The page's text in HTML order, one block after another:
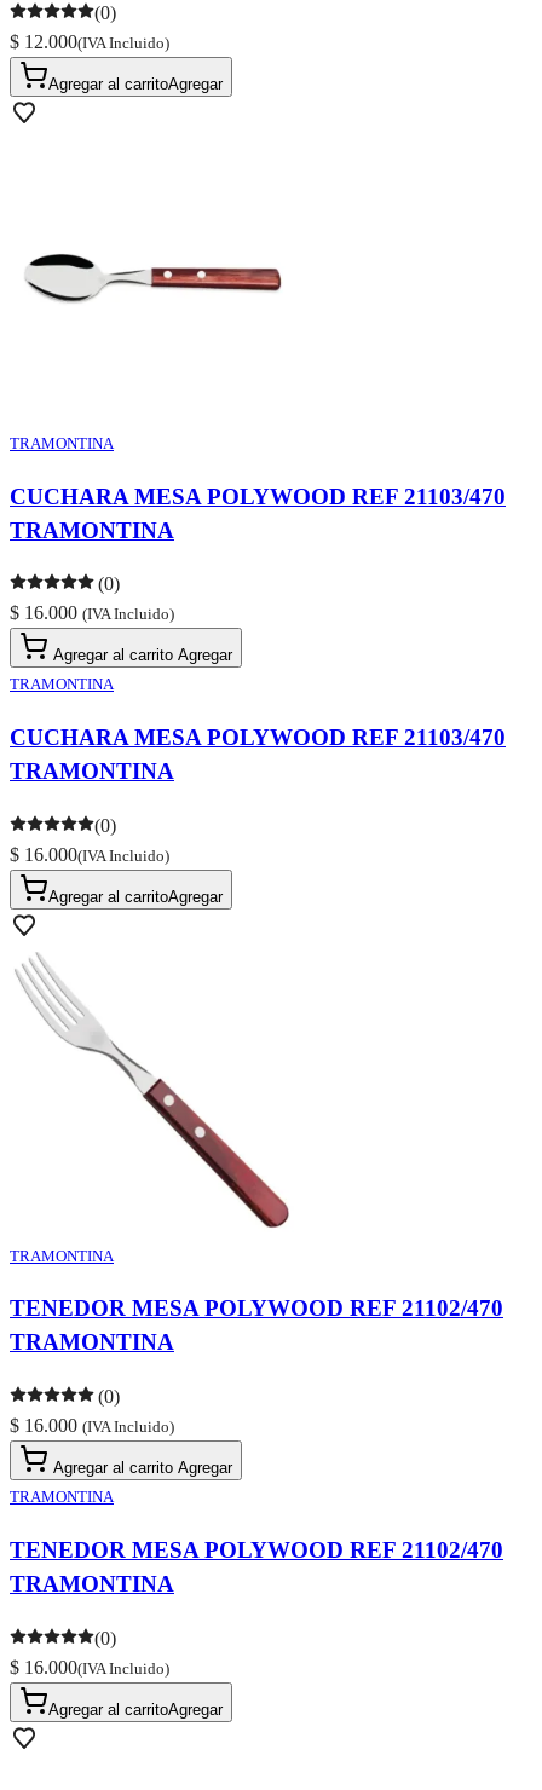
(0)
$ 12.000(IVA Incluido)
Agregar al carritoAgregar
TRAMONTINA
CUCHARA MESA POLYWOOD REF 21103/470
TRAMONTINA
(0)
$ 16.000 (IVA Incluido)
Agregar al carrito Agregar
TRAMONTINA
CUCHARA MESA POLYWOOD REF 21103/470
TRAMONTINA
(0)
$ 16.000(IVA Incluido)
Agregar al carritoAgregar
TRAMONTINA
TENEDOR MESA POLYWOOD REF 21102/470
TRAMONTINA
(0)
$ 16.000 (IVA Incluido)
Agregar al carrito Agregar
TRAMONTINA
TENEDOR MESA POLYWOOD REF 21102/470
TRAMONTINA
(0)
$ 16.000(IVA Incluido)
Agregar al carritoAgregar